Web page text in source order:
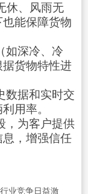
休、风雨无
能保障货物
如深冷、冷
货物特性进
数据和实时交
用率。
，为客户提供
，增强信任
业竞争日益激